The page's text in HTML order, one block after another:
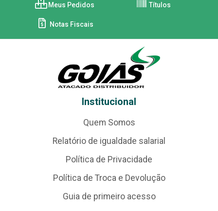
Meus Pedidos Títulos
Notas Fiscais
Institucional
Quem Somos
Relatório de igualdade salarial
Política de Privacidade
Política de Troca e Devolução
Guia de primeiro acesso